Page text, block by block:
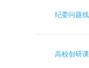
纪委问题
高校创研